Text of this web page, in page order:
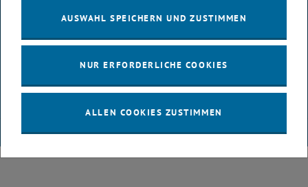
© TU Wien# 65814
DATENSCHUTZERKLÄRUNG (PDF)
COOKIEEINSTELLUNGEN
AUSWAHL SPEICHERN UND ZUSTIMMEN
NUR ERFORDERLICHE COOKIES
ALLEN COOKIES ZUSTIMMEN